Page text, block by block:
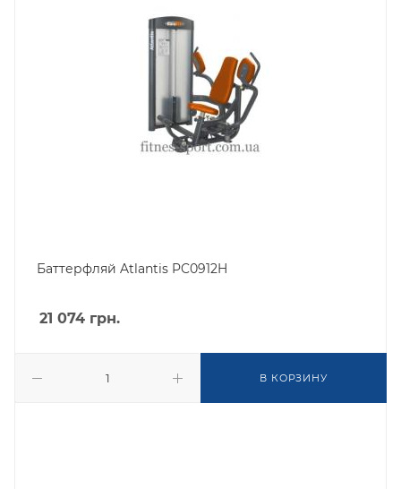
Баттерфляй Atlantis PC0912H
21 074 грн.
В КОРЗИНУ